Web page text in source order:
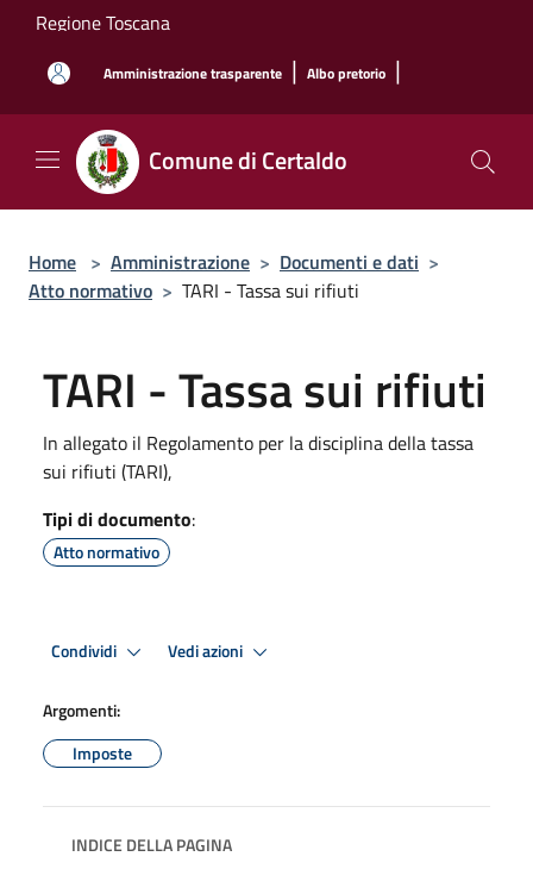
Salta al contenuto principale
Regione Toscana
Amministrazione trasparente | Albo pretorio |
Comune di Certaldo
Home > Amministrazione > Documenti e dati >
Atto normativo > TARI - Tassa sui rifiuti
TARI - Tassa sui rifiuti
In allegato il Regolamento per la disciplina della tassa
sui rifiuti (TARI),
Tipi di documento:
Atto normativo
Condividi Vedi azioni
Argomenti:
Imposte
INDICE DELLA PAGINA